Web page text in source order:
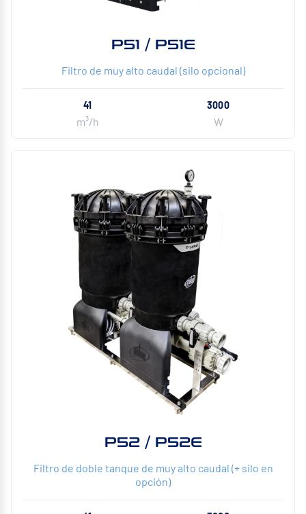
P51 / P51E
Filtro de muy alto caudal (silo opcional)
41
m³/h
3000
W
P52 / P52E
Filtro de doble tanque de muy alto caudal (+ silo en
opción)